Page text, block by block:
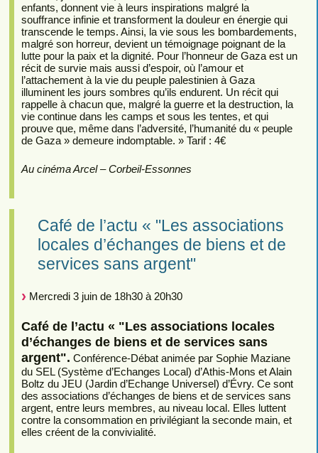
enfants, donnent vie à leurs inspirations malgré la
souffrance infinie et transforment la douleur en énergie qui
transcende le temps. Ainsi, la vie sous les bombardements,
malgré son horreur, devient un témoignage poignant de la
lutte pour la paix et la dignité. Pour l’honneur de Gaza est un
récit de survie mais aussi d’espoir, où l’amour et
l’attachement à la vie du peuple palestinien à Gaza
illuminent les jours sombres qu’ils endurent. Un récit qui
rappelle à chacun que, malgré la guerre et la destruction, la
vie continue dans les camps et sous les tentes, et qui
prouve que, même dans l’adversité, l’humanité du « peuple
de Gaza » demeure indomptable. » Tarif : 4€
Au cinéma Arcel – Corbeil-Essonnes
Café de l’actu « "Les associations
locales d’échanges de biens et de
services sans argent"
Mercredi 3 juin de 18h30 à 20h30
Café de l’actu « "Les associations locales
d’échanges de biens et de services sans
argent". Conférence-Débat animée par Sophie Maziane
du SEL (Système d’Echanges Local) d’Athis-Mons et Alain
Boltz du JEU (Jardin d’Echange Universel) d’Évry. Ce sont
des associations d’échanges de biens et de services sans
argent, entre leurs membres, au niveau local. Elles luttent
contre la consommation en privilégiant la seconde main, et
elles créent de la convivialité.